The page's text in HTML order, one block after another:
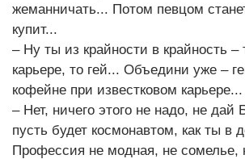
жеманничать... Потом певцом
купит...
– Ну ты из крайности в крайность –
карьере, то гей... Объедини уже –
кофейне при известковом карьере...
– Нет, ничего этого не надо, не дай
пусть будет космонавтом, как ты в
Профессия не модная, не сомелье,